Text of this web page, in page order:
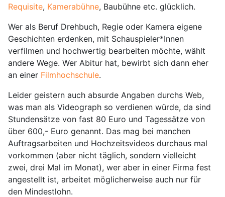
Requisite, Kamerabühne, Baubühne etc. glücklich.
Wer als Beruf Drehbuch, Regie oder Kamera eigene
Geschichten erdenken, mit Schauspieler*Innen
verfilmen und hochwertig bearbeiten möchte, wählt
andere Wege. Wer Abitur hat, bewirbt sich dann eher
an einer Filmhochschule.
Leider geistern auch absurde Angaben durchs Web,
was man als Videograph so verdienen würde, da sind
Stundensätze von fast 80 Euro und Tagessätze von
über 600,- Euro genannt. Das mag bei manchen
Auftragsarbeiten und Hochzeitsvideos durchaus mal
vorkommen (aber nicht täglich, sondern vielleicht
zwei, drei Mal im Monat), wer aber in einer Firma fest
angestellt ist, arbeitet möglicherweise auch nur für
den Mindestlohn.